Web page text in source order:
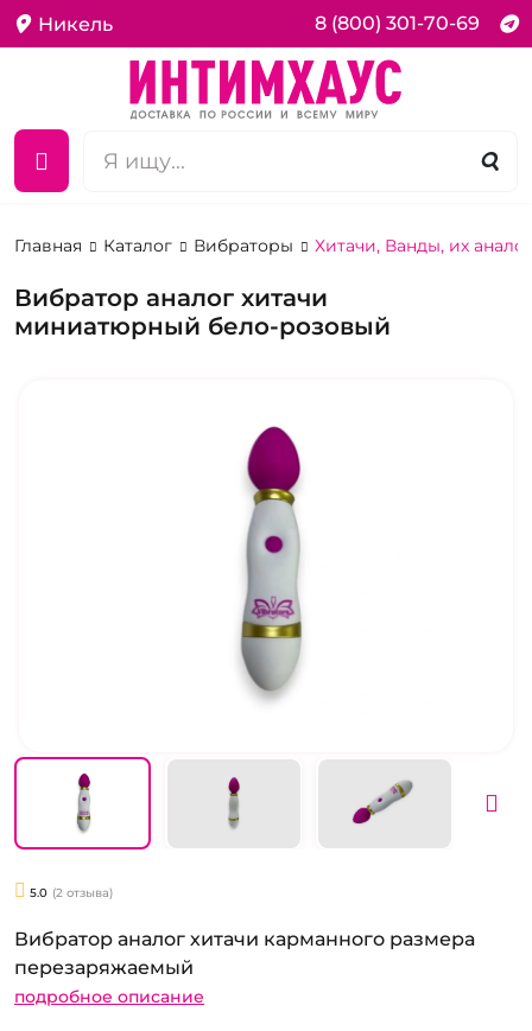
Никель 8 (800) 301-70-69
Главная Каталог Вибраторы Хитачи, Ванды, их
Вибратор аналог хитачи
миниатюрный бело-розовый
5.0 (2 отзыва)
Вибратор аналог хитачи карманного размера
перезаряжаемый
подробное описание